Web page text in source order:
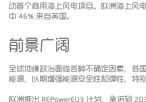
动首个商用海上风电项目。欧洲海上风
中 46% 来自英国。
前景广阔
全球地缘政治面临各种不确定因素，各
能源，以期增强能源安全性和弹性，特
欧洲推出 REPowerEU3 计划，承诺到